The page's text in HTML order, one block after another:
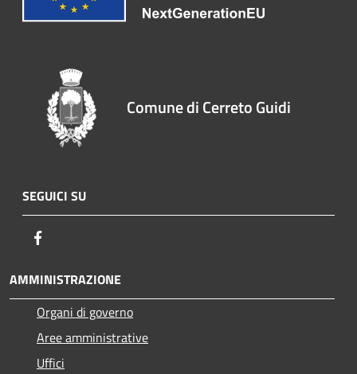
Comune di Cerreto Guidi
SEGUICI SU
AMMINISTRAZIONE
Organi di governo
Aree amministrative
Uffici